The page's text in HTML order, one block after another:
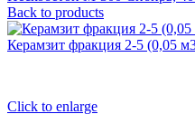
Back to products
Керамзит фракция 2-5 (0,05
Click to enlarge